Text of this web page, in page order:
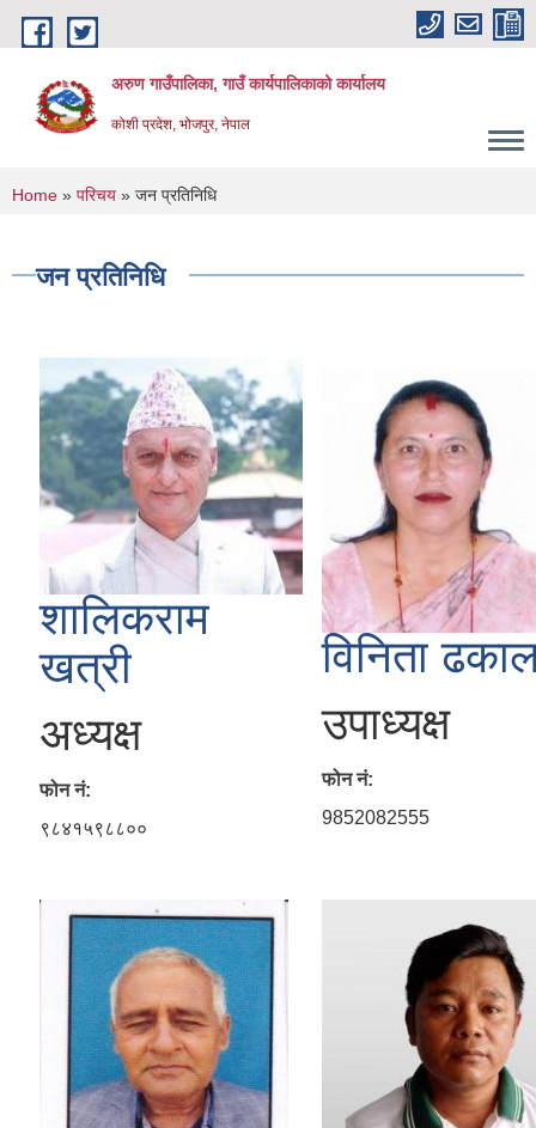
Skip to main content
अरुण गाउँपालिका, गाउँ कार्यपालिकाको कार्यालय
कोशी प्रदेश, भोजपुर, नेपाल
You are here
Home » परिचय » जन प्रतिनिधि
जन प्रतिनिधि
शालिकराम
खत्री
अध्यक्ष
फोन नं:
९८४१५९८८००
विनिता
उपाध्यक्ष
फोन नं:
9852082555